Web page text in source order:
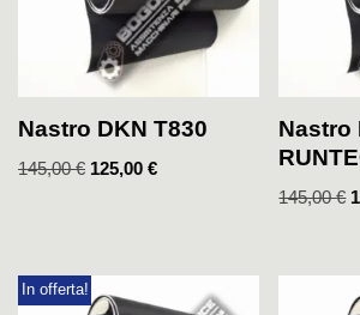
Nastro DKN T830
145,00€ 125,00 €
Nastro
145,00€
In offerta!